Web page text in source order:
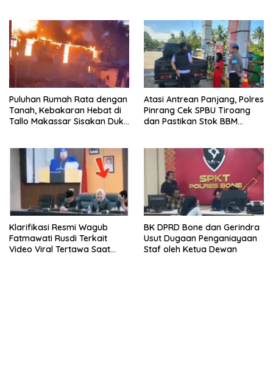
Puluhan Rumah Rata dengan
Tanah, Kebakaran Hebat di
Tallo Makassar Sisakan Duka
Atasi Antrean Panjang, Polres
Pinrang Cek SPBU Tiroang
dan Pastikan Stok BBM
Klarifikasi Resmi Wagub
Fatmawati Rusdi Terkait
Video Viral Tertawa Saat
BK DPRD Bone dan Gerindra
Usut Dugaan Penganiayaan
Staf oleh Ketua Dewan